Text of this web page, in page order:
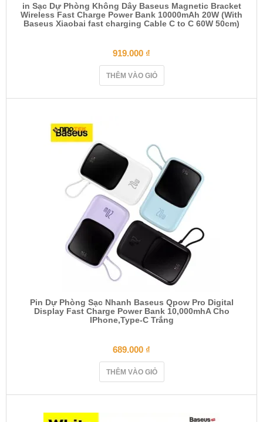
in Sạc Dự Phòng Không Dây Baseus Magnetic Bracket
Wireless Fast Charge Power Bank 10000mAh 20W (With
Baseus Xiaobai fast charging Cable C to C 60W 50cm)
919.000 ₫
THÊM VÀO GIỎ
Pin Dự Phòng Sạc Nhanh Baseus Qpow Pro Digital
Display Fast Charge Power Bank 10,000mhA Cho
IPhone,Type-C Trắng
689.000 ₫
THÊM VÀO GIỎ